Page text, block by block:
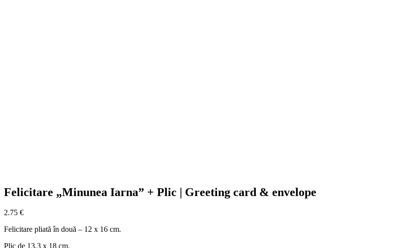
Felicitare „Minunea Iarna” + Plic | Greeting card & envelope
2.75 €
Felicitare pliată în două – 12 x 16 cm.
Plic de 13,3 x 18 cm.